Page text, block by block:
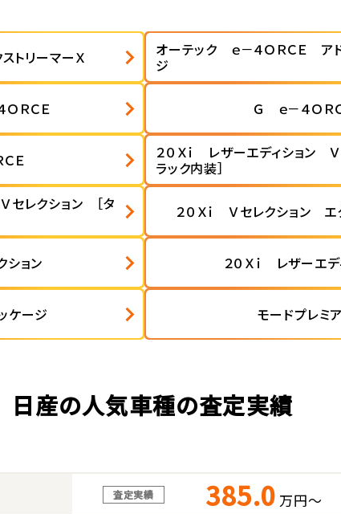
トリーマーＸ
オーテック ｅ－４ＯＲＣＥ ア
ジ
ＲＣＥ Ｇ ｅ－４ＯＲ
Ｅ
２０Ｘｉ レザーエディション
ラック内装］
セレクション ［タ
２０Ｘｉ Ｖセレクション エ
ション ２０Ｘｉ レザーエデ
ケージ モードプレミア
日産の人気車種の査定実績
査定実績 385.0 万円～